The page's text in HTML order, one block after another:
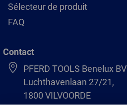
Sélecteur de produit
FAQ
Contact
PFERD TOOLS Benelux BV
Luchthavenlaan 27/21,
1800 VILVOORDE